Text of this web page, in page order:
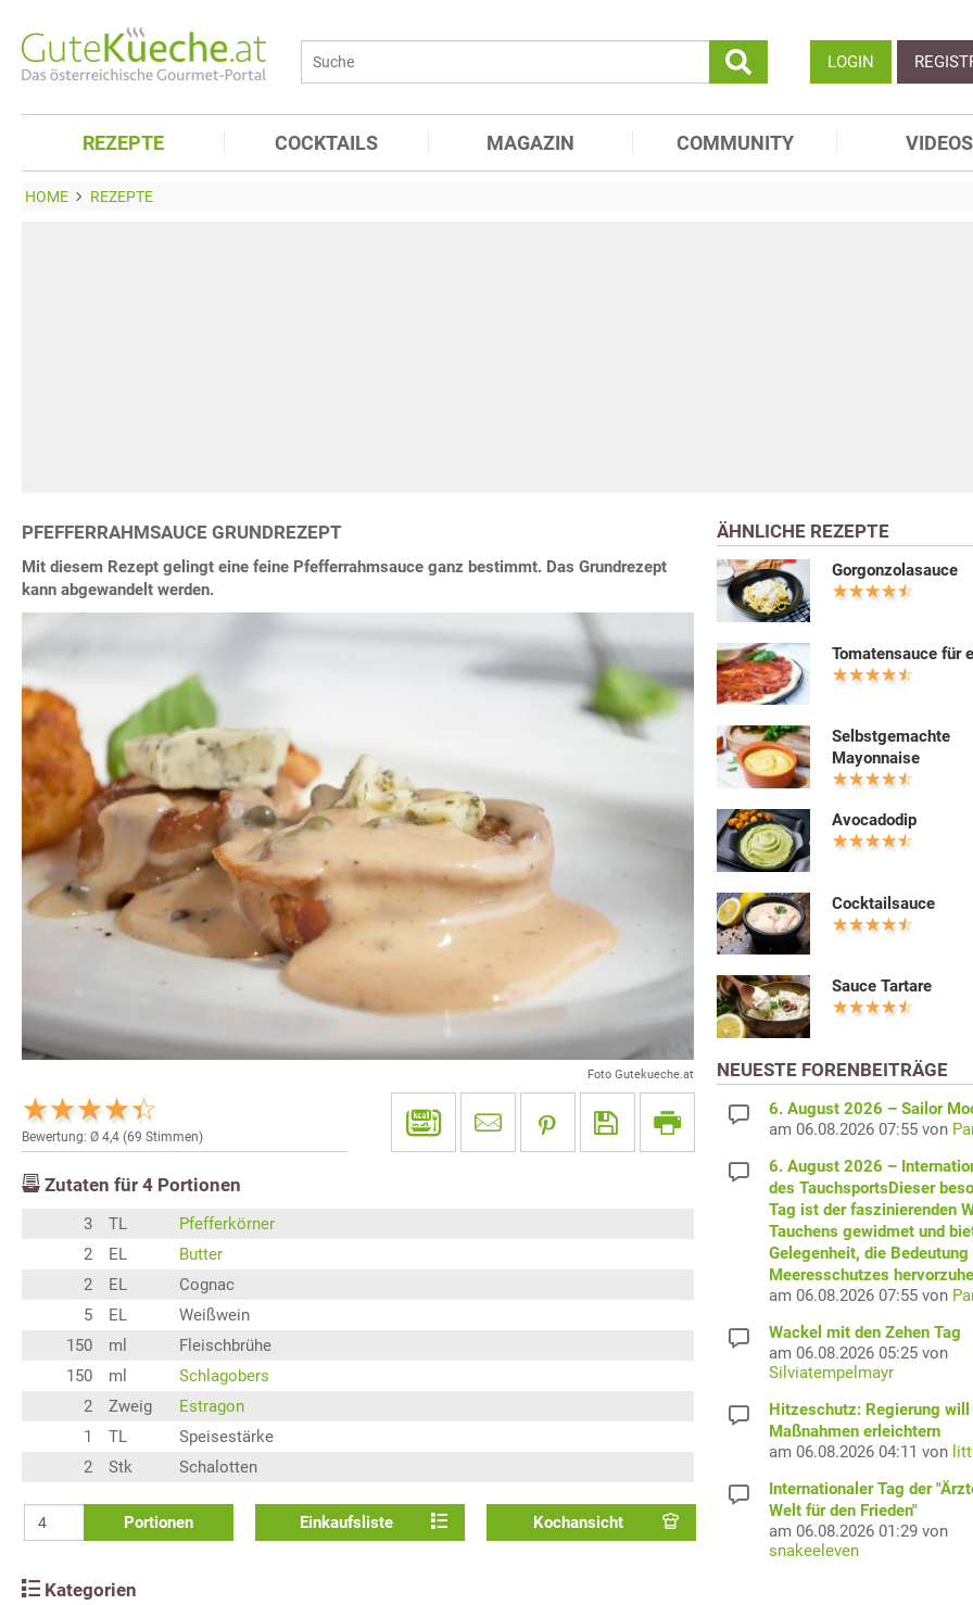
LOGIN
REZEPTE COCKTAILS MAGAZIN COMMUNITY VIDEOS
HOME REZEPTE
PFEFFERRAHMSAUCE GRUNDREZEPT
Mit diesem Rezept gelingt eine feine Pfefferrahmsauce ganz bestimmt. Das Grundrezept
kann abgewandelt werden.
Foto Gutekueche.at
Bewertung: Ø 4,4 (69 Stimmen)
Zutaten für 4 Portionen
3 TL
Pfefferkörner
2
EL
Butter
2
EL
Cognac
5
EL
Weißwein
150
ml
Fleischbrühe
150
ml
Schlagobers
2
Zweig
Estragon
1
TL
Speisestärke
2
Stk Schalotten
Portionen Einkaufsliste Kochansicht
Kategorien
ÄHNLICHE REZEPTE
Gorgonzolasauce
Tomatensauce für
Selbstgemachte
Mayonnaise
Avocadodip
Cocktailsauce
Sauce Tartare
NEUESTE FORENBEITRÄGE
6. August 2026 – Sailor
am 06.08.2026 07:55 von
6. August 2026 –
des TauchsportsDieser
Tag ist der faszinierenden
Tauchens gewidmet und
Gelegenheit, die Bedeutung
Meeresschutzes
am 06.08.2026 07:55 von
Wackel mit den Zehen Tag
am 06.08.2026 05:25 von
Silviatempelmayr
Hitzeschutz: Regierung will
Maßnahmen erleichtern
am 06.08.2026 04:11 von
Internationaler Tag der
Welt für den Frieden"
am 06.08.2026 01:29 von
snakeeleven